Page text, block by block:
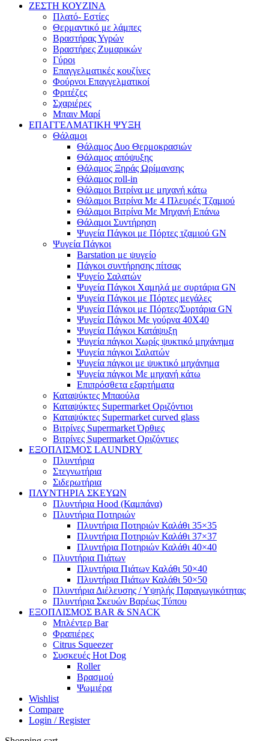
ΖΕΣΤΗ ΚΟΥΖΙΝΑ
Πλατό- Εστίες
Θερμαντικό με λάμπες
Βραστήρας Υγρών
Βραστήρες Ζυμαρικών
Γύροι
Επαγγελματικές κουζίνες
Φούρνοι Επαγγελματικοί
Φριτέζες
Σχαριέρες
Μπαιν Μαρί
ΕΠΑΓΓΕΛΜΑΤΙΚΗ ΨΥΞΗ
Θάλαμοι
Θάλαμος Δυο Θερμοκρασιών
Θάλαμος απόψυξης
Θάλαμος Ξηράς Ωρίμανσης
Θάλαμος roll-in
Θάλαμοι Βιτρίνα με μηχανή κάτω
Θάλαμοι Βιτρίνα Με 4 Πλευρές Τζαμιού
Θάλαμοι Βιτρίνα Με Μηχανή Επάνω
Θάλαμοι Συντήρηση
Ψυγεία Πάγκοι με Πόρτες τζαμιού GN
Ψυγεία Πάγκοι
Barstation με ψυγείο
Πάγκοι συντήρησης πίτσας
Ψυγείο Σαλατών
Ψυγεία Πάγκοι Χαμηλά με συρτάρια GN
Ψυγεία Πάγκοι με Πόρτες μεγάλες
Ψυγεία Πάγκοι με Πόρτες/Συρτάρια GN
Ψυγεία Πάγκοι Με γούρνα 40Χ40
Ψυγεία Πάγκοι Κατάψυξη
Ψυγεία πάγκοι Χωρίς ψυκτικό μηχάνημα
Ψυγεία πάγκοι Σαλατών
Ψυγεία πάγκοι με ψυκτικό μηχάνημα
Ψυγεία πάγκοι Με μηχανή κάτω
Επιπρόσθετα εξαρτήματα
Καταψύκτες Μπαούλα
Καταψύκτες Supermarket Οριζόντιοι
Καταψύκτες Supermarket curved glass
Βιτρίνες Supermarket Όρθιες
Βιτρίνες Supermarket Οριζόντιες
ΕΞΟΠΛΙΣΜΟΣ LAUNDRY
Πλυντήρια
Στεγνωτήρια
Σιδερωτήρια
ΠΛΥΝΤΗΡΙΑ ΣΚΕΥΩΝ
Πλυντήρια Hood (Καμπάνα)
Πλυντήρια Ποτηριών
Πλυντήρια Ποτηριών Καλάθι 35×35
Πλυντήρια Ποτηριών Καλάθι 37×37
Πλυντήρια Ποτηριών Καλάθι 40×40
Πλυντήρια Πιάτων
Πλυντήρια Πιάτων Καλάθι 50×40
Πλυντήρια Πιάτων Καλάθι 50×50
Πλυντήρια Διέλευσης / Υψηλής Παραγωγικότητας
Πλυντήρια Σκευών Βαρέως Τύπου
ΕΞΟΠΛΙΣΜΟΣ BAR & SNACK
Μπλέντερ Bar
Φραπιέρες
Citrus Squeezer
Συσκευές Hot Dog
Roller
Βρασμού
Ψωμιέρα
Wishlist
Compare
Login / Register